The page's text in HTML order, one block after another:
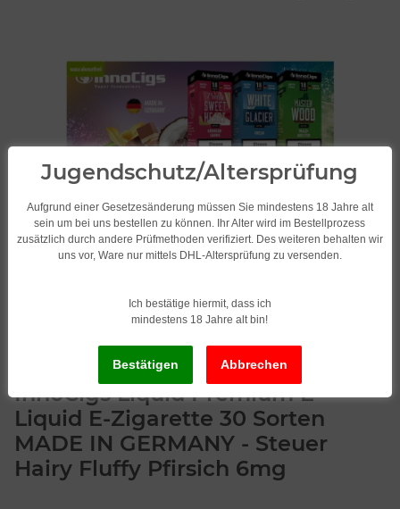
InnoCigs Liquid Premium E-
Liquid E-Zigarette 30 Sorten
MADE IN GERMANY - Steuer
Hairy Fluffy Pfirsich 6mg
Jugendschutz/Altersprüfung
Aufgrund einer Gesetzesänderung müssen Sie mindestens 18 Jahre alt
sein um bei uns bestellen zu können. Ihr Alter wird im Bestellprozess
zusätzlich durch andere Prüfmethoden verifiziert. Des weiteren behalten wir
uns vor, Ware nur mittels DHL-Altersprüfung zu versenden.
Ich bestätige hiermit, dass ich
mindestens 18 Jahre alt bin!